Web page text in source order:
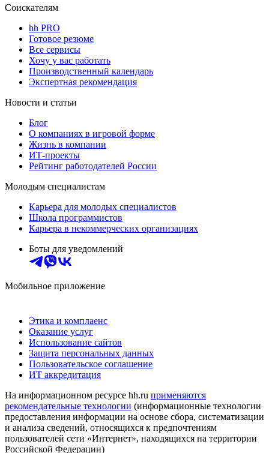
Соискателям
hh PRO
Готовое резюме
Все сервисы
Хочу у вас работать
Производственный календарь
Экспертная рекомендация
Новости и статьи
Блог
О компаниях в игровой форме
Жизнь в компании
ИТ-проекты
Рейтинг работодателей России
Молодым специалистам
Карьера для молодых специалистов
Школа программистов
Карьера в некоммерческих организациях
Боты для уведомлений
Мобильное приложение
Этика и комплаенс
Оказание услуг
Использование сайтов
Защита персональных данных
Пользовательское соглашение
ИТ аккредитация
На информационном ресурсе hh.ru применяются
рекомендательные технологии (информационные технологии
предоставления информации на основе сбора, систематизации
и анализа сведений, относящихся к предпочтениям
пользователей сети «Интернет», находящихся на территории
Российской Федерации)